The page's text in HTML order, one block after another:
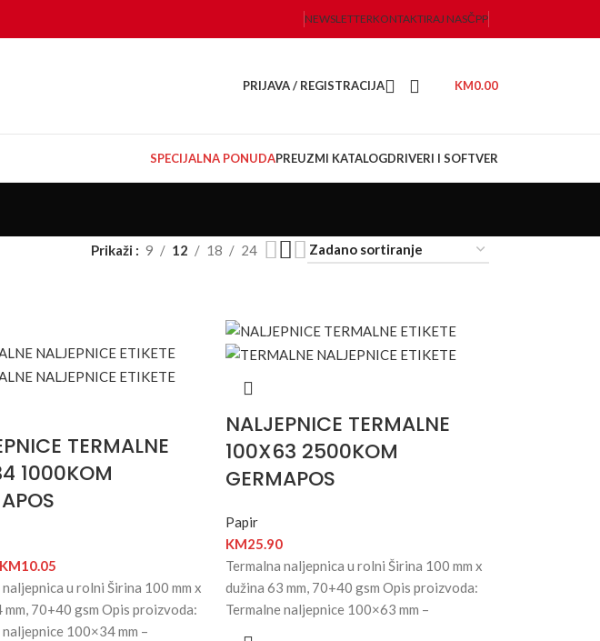
NEWSLETTERKONTAKTIRAJ NASČPP
PRIJAVA / REGISTRACIJA KM0.00
SPECIJALNA PONUDAPREUZMI KATALOGDRIVERI I SOFTVER
Prikaži 9 12 18 24
TERMALNE
1000KOM
KM10.05
naljepnica u rolni Širina 100 mm x
mm, 70+40 gsm Opis proizvoda:
naljepnice 100×34 mm –
NALJEPNICE TERMALNE
100X63 2500KOM
GERMAPOS
Papir
KM25.90
Termalna naljepnica u rolni Širina 100 mm x
dužina 63 mm, 70+40 gsm Opis proizvoda:
Termalne naljepnice 100×63 mm –